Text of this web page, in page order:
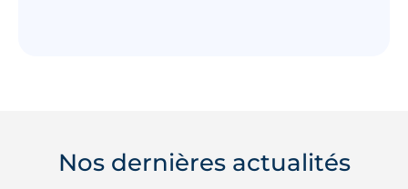
Nos dernières actualités